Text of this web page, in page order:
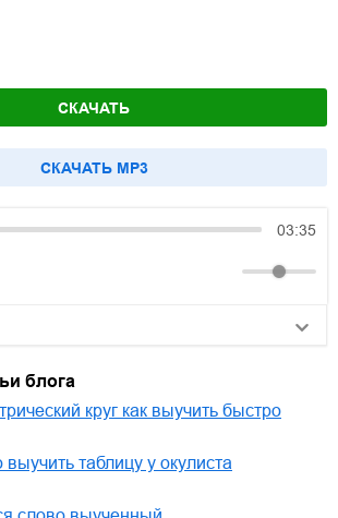
СКАЧАТЬ
CКАЧАТЬ MP3
03:35
блога
круг как выучить быстро
выучить таблицу у окулиста